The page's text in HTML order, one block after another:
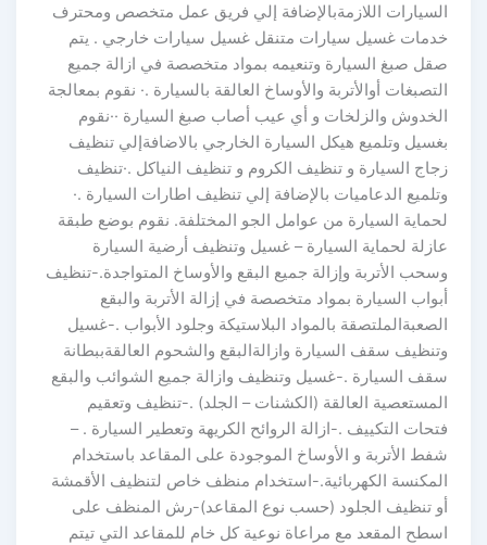
السيارات اللازمةبالإضافة إلي فريق عمل متخصص ومحترف
خدمات غسيل سيارات متنقل غسيل سيارات خارجي . يتم
صقل صبغ السيارة وتنعيمه بمواد متخصصة في ازالة جميع
التصبغات أوالأتربة والأوساخ العالقة بالسيارة .· نقوم بمعالجة
الخدوش والزلخات و أي عيب أصاب صبغ السيارة ··نقوم
بغسيل وتلميع هيكل السيارة الخارجي بالاضافةإلي تنظيف
زجاج السيارة و تنظيف الكروم و تنظيف النياكل .·تنظيف
وتلميع الدعاميات بالإضافة إلي تنظيف اطارات السيارة .·
لحماية السيارة من عوامل الجو المختلفة. نقوم بوضع طبقة
عازلة لحماية السيارة – غسيل وتنظيف أرضية السيارة
وسحب الأتربة وإزالة جميع البقع والأوساخ المتواجدة.-تنظيف
أبواب السيارة بمواد متخصصة في إزالة الأتربة والبقع
الصعبةالملتصقة بالمواد البلاستيكة وجلود الأبواب .-غسيل
وتنظيف سقف السيارة وازالةالبقع والشحوم العالقةببطانة
سقف السيارة .-غسيل وتنظيف وازالة جميع الشوائب والبقع
المستعصية العالقة (الكشنات – الجلد) .-تنظيف وتعقيم
فتحات التكييف .-ازالة الروائح الكريهة وتعطير السيارة . –
شفط الأتربة و الأوساخ الموجودة على المقاعد باستخدام
المكنسة الكهربائية.-استخدام منظف خاص لتنظيف الأقمشة
أو تنظيف الجلود (حسب نوع المقاعد)-رش المنظف على
اسطح المقعد مع مراعاة نوعية كل خام للمقاعد التي تيتم